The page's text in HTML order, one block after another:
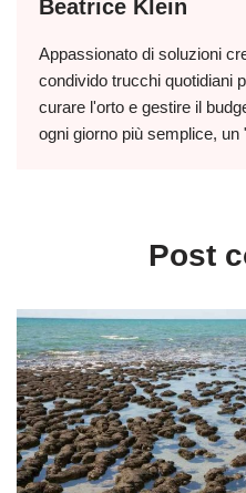
Beatrice Klein
Appassionato di soluzioni
condivido trucchi quotidiani
curare l'orto e gestire il
ogni giorno più semplice, un
Post